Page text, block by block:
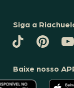
Siga a
TIKTOK
DA
PINTEREST
DA
DA
Baixe nosso
O